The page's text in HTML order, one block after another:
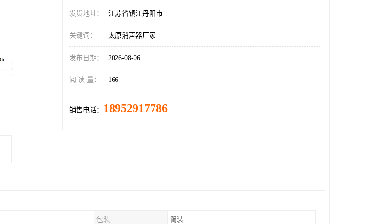
发货地址： 江苏省镇江丹阳市
关键词： 太原消声器厂家
发布日期： 2026-08-06
阅 读 量： 166
销售电话： 18952917786
包装 简装